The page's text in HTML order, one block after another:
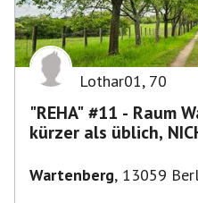
Lothar01, 70
"REHA" #11 - Raum
kürzer als üblich,
Wartenberg, 13059